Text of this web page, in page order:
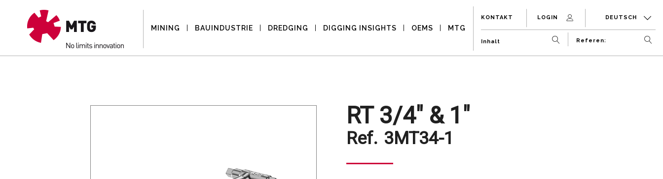
MINING BAUINDUSTRIE DREDGING DIGGING INSIGHTS OEMS MTG
KONTAKT LOGIN DEUTSCH
RT 3/4" & 1"
Ref. 3MT34-1